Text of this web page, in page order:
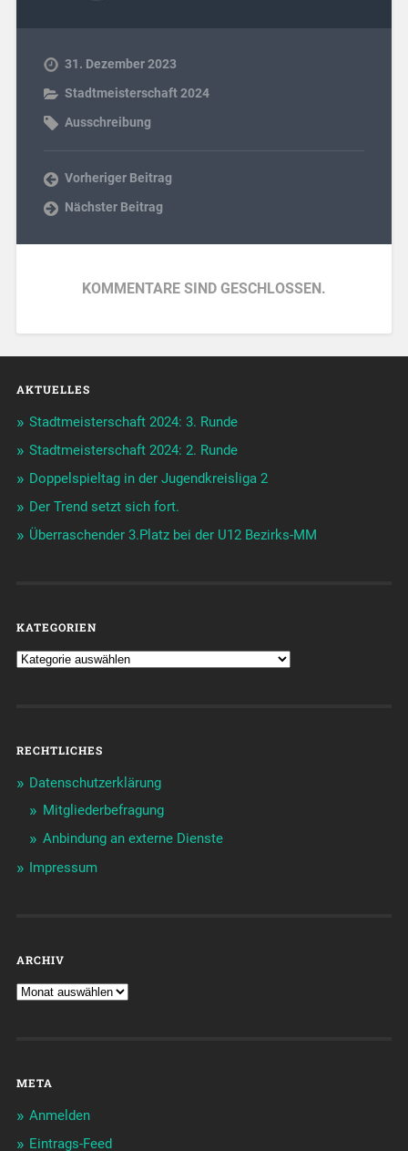
31. Dezember 2023
Stadtmeisterschaft 2024
Ausschreibung
Vorheriger Beitrag
Nächster Beitrag
KOMMENTARE SIND GESCHLOSSEN.
AKTUELLES
Stadtmeisterschaft 2024: 3. Runde
Stadtmeisterschaft 2024: 2. Runde
Doppelspieltag in der Jugendkreisliga 2
Der Trend setzt sich fort.
Überraschender 3.Platz bei der U12 Bezirks-MM
KATEGORIEN
RECHTLICHES
Datenschutzerklärung
Mitgliederbefragung
Anbindung an externe Dienste
Impressum
ARCHIV
META
Anmelden
Eintrags-Feed